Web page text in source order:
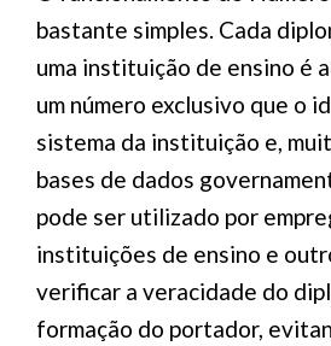
bastante simples. Cada
uma instituição de ensino é
um número exclusivo que o
sistema da instituição e,
bases de dados
pode ser utilizado por
instituições de ensino e
verificar a veracidade do
formação do portador,